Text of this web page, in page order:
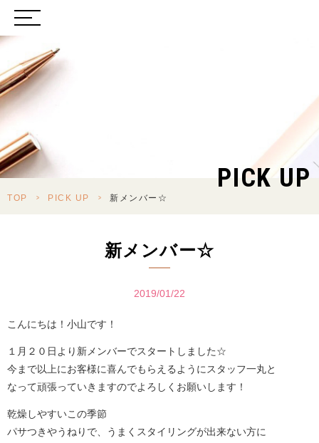
PICK UP
TOP > PICK UP > 新メンバー☆
新メンバー☆
2019/01/22
こんにちは！小山です！
１月２０日より新メンバーでスタートしました☆
今まで以上にお客様に喜んでもらえるようにスタッフ一丸と
なって頑張っていきますのでよろしくお願いします！
乾燥しやすいこの季節
パサつきやうねりで、うまくスタイリングが出来ない方に